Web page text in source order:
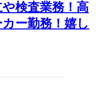
検査業務！高
ー勤務！嬉し